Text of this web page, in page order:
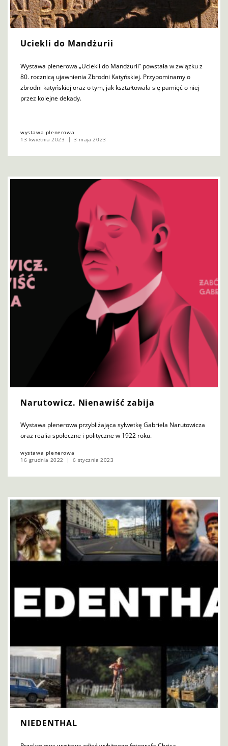
Uciekli do Mandżurii
Wystawa plenerowa „Uciekli do Mandżurii” powstała w związku z
80. rocznicą ujawnienia Zbrodni Katyńskiej. Przypominamy o
zbrodni katyńskiej oraz o tym, jak kształtowała się pamięć o niej
przez kolejne dekady.
wystawa plenerowa
13 kwietnia 2023
3 maja 2023
Narutowicz. Nienawiść zabija
Wystawa plenerowa przybliżająca sylwetkę Gabriela Narutowicza
oraz realia społeczne i polityczne w 1922 roku.
wystawa plenerowa
16 grudnia 2022
6 stycznia 2023
NIEDENTHAL